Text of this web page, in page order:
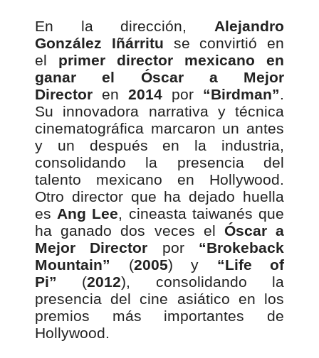
En la dirección, Alejandro
González Iñárritu se convirtió en
el primer director mexicano en
ganar el Óscar a Mejor
Director en 2014 por “Birdman”.
Su innovadora narrativa y técnica
cinematográfica marcaron un antes
y un después en la industria,
consolidando la presencia del
talento mexicano en Hollywood.
Otro director que ha dejado huella
es Ang Lee, cineasta taiwanés que
ha ganado dos veces el Óscar a
Mejor Director por “Brokeback
Mountain” (2005) y “Life of
Pi” (2012), consolidando la
presencia del cine asiático en los
premios más importantes de
Hollywood.